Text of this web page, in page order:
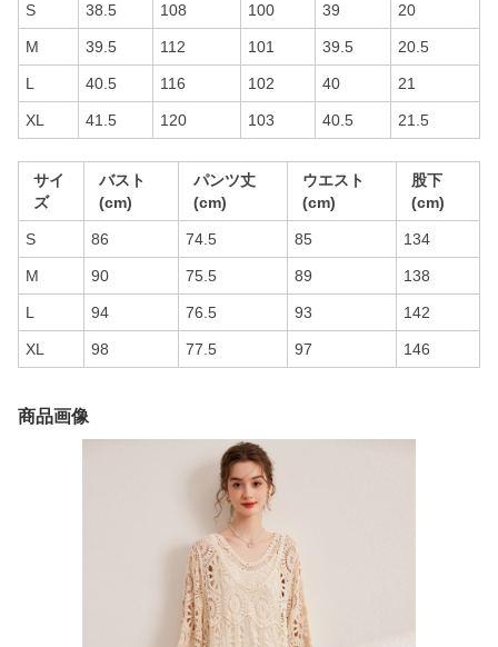
S 38.5 108 100 39 20
M 39.5 112 101 39.5 20.5
L 40.5 116 102 40 21
XL 41.5 120 103 40.5 21.5
サイ
ズ
バスト
(cm)
パンツ丈
(cm)
ウエスト
(cm)
股下
(cm)
S 86 74.5 85 134
M 90 75.5 89 138
L 94 76.5 93 142
XL 98 77.5 97 146
商品画像